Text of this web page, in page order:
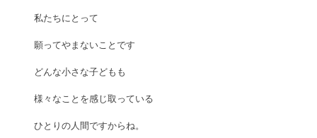
私たちにとって
願ってやまないことです
どんな小さな子どもも
様々なことを感じ取っている
ひとりの人間ですからね。